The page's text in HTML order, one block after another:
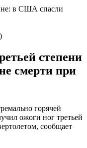
степени
смерти при
горячей
ожоги ног третьей
сообщает